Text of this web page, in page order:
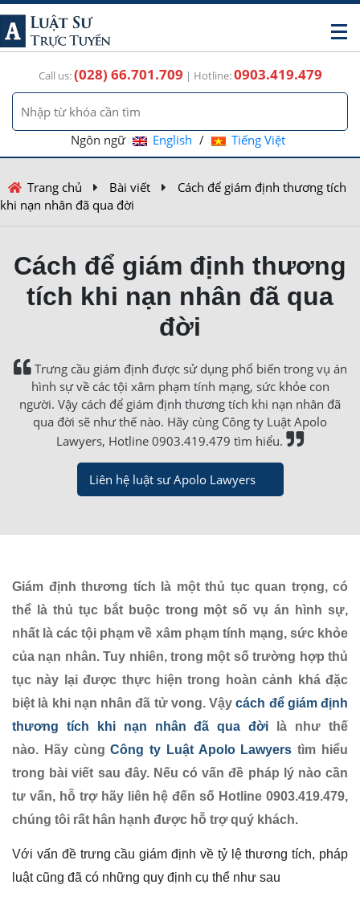
Call us:(028) 66.701.709 | Hotline:0903.419.479
Ngôn ngữ English / Tiếng Việt
Trang chủ Bài viết
Cách để giám định thương tích
khi nạn nhân đã qua đời
Cách để giám định thương
tích khi nạn nhân đã qua
đời
Trưng cầu giám định được sử dụng phổ biến trong vụ án
hình sự về các tội xâm phạm tính mạng, sức khỏe con
người. Vậy cách để giám định thương tích khi nạn nhân đã
qua đời sẽ như thế nào. Hãy cùng Công ty Luật Apolo
Lawyers, Hotline 0903.419.479 tìm hiểu.
Liên hệ luật sư Apolo Lawyers
Giám định thương tích là một thủ tục quan trọng, có
thể là thủ tục bắt buộc trong một số vụ án hình sự,
nhất là các tội phạm về xâm phạm tính mạng, sức khỏe
của nạn nhân. Tuy nhiên, trong một số trường hợp thủ
tục này lại được thực hiện trong hoàn cảnh khá đặc
biệt là khi nạn nhân đã tử vong. Vậycách để giám định
thương tích khi nạn nhân đã qua đời là như thế
nào. Hãy cùngCông ty Luật Apolo Lawyers tìm hiểu
trong bài viết sau đây. Nếu có vấn đề pháp lý nào cần
tư vấn, hỗ trợ hãy liên hệ đến số Hotline 0903.419.479,
chúng tôi rất hân hạnh được hỗ trợ quý khách.
Với vấn đề trưng cầu giám định về tỷ lệ thương tích, pháp
luật cũng đã có những quy định cụ thể như sau